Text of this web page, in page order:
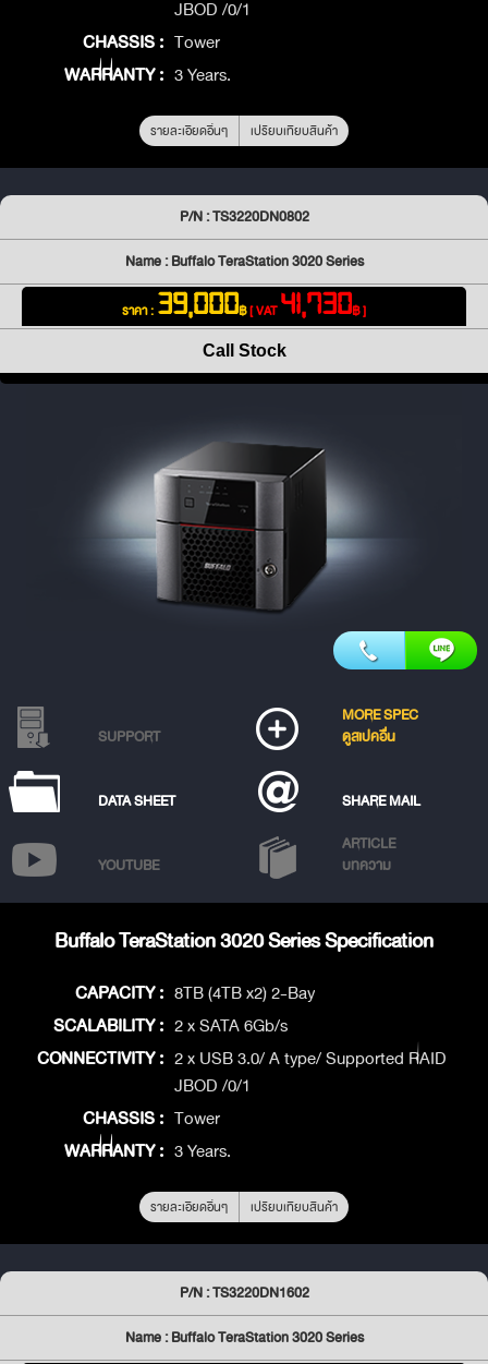
JBOD /0/1
CHASSIS : Tower
WARRANTY : 3 Years.
รายละเอียดอื่นๆ เปรียบเทียบสินค้า
P/N : TS3220DN0802
Name : Buffalo TeraStation 3020 Series
ราคา : 39,000฿[ VAT41,730฿ ]
Call Stock
SUPPORT
MORE SPEC
ดูสเปคอื่น
DATA SHEET SHARE MAIL
YOUTUBE
ARTICLE
บทความ
Buffalo TeraStation 3020 Series Specification
CAPACITY : 8TB (4TB x2) 2-Bay
SCALABILITY : 2 x SATA 6Gb/s
CONNECTIVITY : 2 x USB 3.0/ A type/ Supported RAID
JBOD /0/1
CHASSIS : Tower
WARRANTY : 3 Years.
รายละเอียดอื่นๆ เปรียบเทียบสินค้า
P/N : TS3220DN1602
Name : Buffalo TeraStation 3020 Series